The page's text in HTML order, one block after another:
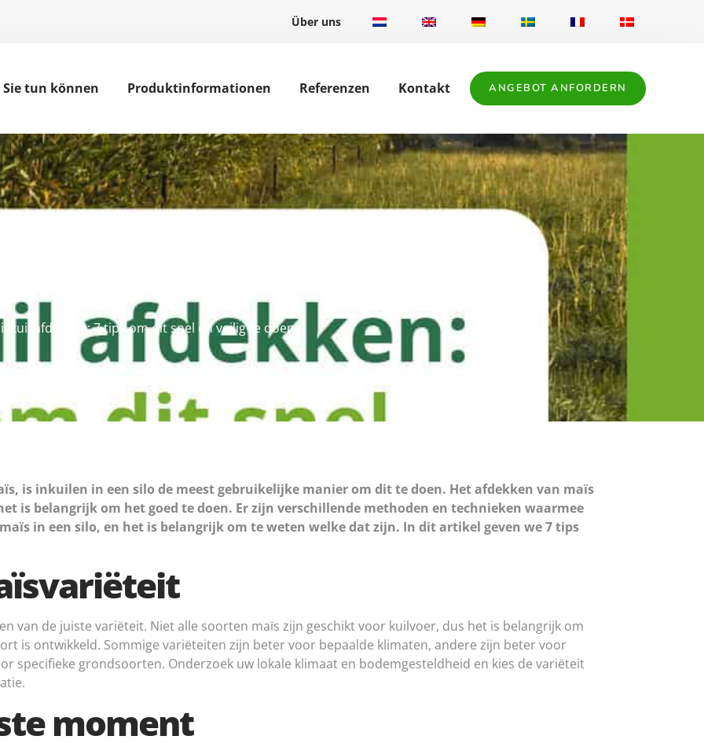
Über uns
tun können Produktinformationen Referenzen Kontakt ANGEBOT ANFORDERN
afdekken: 7 tips om dit snel en veilig te doen
is inkuilen in een silo de meest gebruikelijke manier om dit te doen. Het afdekken van maïs
is belangrijk om het goed te doen. Er zijn verschillende methoden en technieken waarmee
in een silo, en het is belangrijk om te weten welke dat zijn. In dit artikel geven we 7 tips
van de juiste variëteit. Niet alle soorten maïs zijn geschikt voor kuilvoer, dus het is belangrijk om
is ontwikkeld. Sommige variëteiten zijn beter voor bepaalde klimaten, andere zijn beter voor
specifieke grondsoorten. Onderzoek uw lokale klimaat en bodemgesteldheid en kies de variëteit
moment